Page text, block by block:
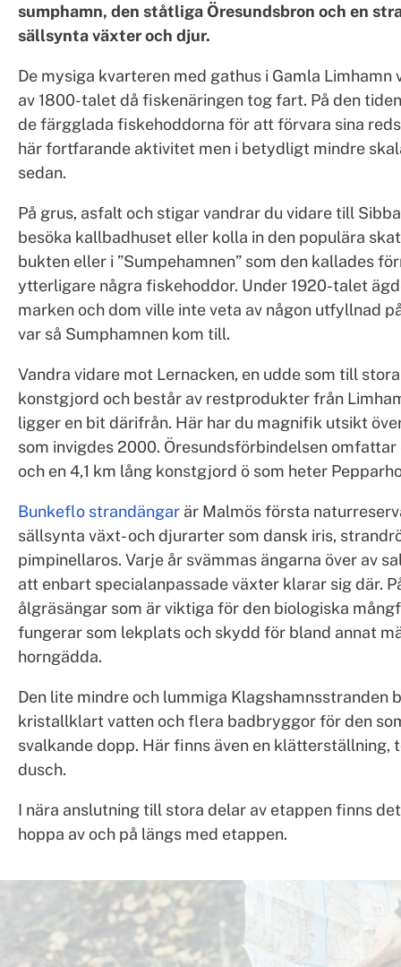
sumphamn, den ståtliga Öresundsbron och en
sällsynta växter och djur.
De mysiga kvarteren med gathus i Gamla Limhamn
av 1800-talet då fiskenäringen tog fart. På den
de färgglada fiskehoddorna för att förvara sina
här fortfarande aktivitet men i betydligt mindre
sedan.
På grus, asfalt och stigar vandrar du vidare till
besöka kallbadhuset eller kolla in den populära
bukten eller i ”Sumpehamnen” som den kallades
ytterligare några fiskehoddor. Under 1920-talet
marken och dom ville inte veta av någon utfyllnad
var så Sumphamnen kom till.
Vandra vidare mot Lernacken, en udde som till
konstgjord och består av restprodukter från
ligger en bit därifrån. Här har du magnifik utsikt
som invigdes 2000. Öresundsförbindelsen omfattar
och en 4,1 km lång konstgjord ö som heter
Bunkeflo strandängar är Malmös första
sällsynta växt- och djurarter som dansk iris,
pimpinellaros. Varje år svämmas ängarna över av
att enbart specialanpassade växter klarar sig där.
ålgräsängar som är viktiga för den biologiska
fungerar som lekplats och skydd för bland annat
horngädda.
Den lite mindre och lummiga Klagshamnsstranden
kristallklart vatten och flera badbryggor för den
svalkande dopp. Här finns även en klätterställning,
dusch.
I nära anslutning till stora delar av etappen finns
hoppa av och på längs med etappen.